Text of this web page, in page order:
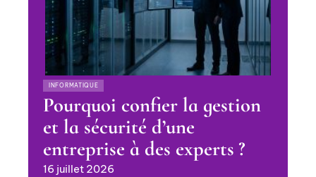
INFORMATIQUE
Pourquoi confier la gestion
et la sécurité d’une
entreprise à des experts ?
16 juillet 2026